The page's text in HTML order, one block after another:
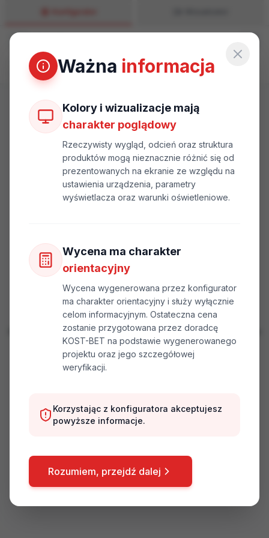
3D
🏠
Wybierz system ogrodzenia
Aby rozpocząć konfigurację, wybierz typ ogrodzenia z lewego
menu
Wybierz ogrodzenie
Ważna informacja
Kolory i wizualizacje mają
charakter poglądowy
Rzeczywisty wygląd, odcień oraz struktura
produktów mogą nieznacznie różnić się od
prezentowanych na ekranie ze względu na
ustawienia urządzenia, parametry
wyświetlacza oraz warunki oświetleniowe.
Wycena ma charakter
orientacyjny
Wycena wygenerowana przez konfigurator
ma charakter orientacyjny i służy wyłącznie
celom informacyjnym. Ostateczna cena
zostanie przygotowana przez doradcę
KOST-BET na podstawie wygenerowanego
projektu oraz jego szczegółowej
weryfikacji.
Korzystając z konfiguratora akceptujesz
powyższe informacje.
Rozumiem, przejdź dalej